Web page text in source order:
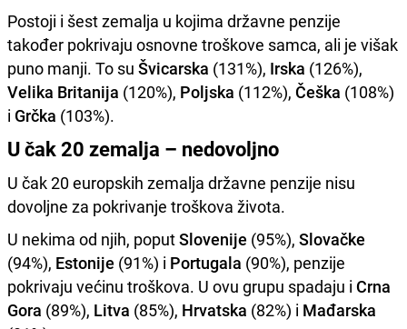
Postoji i šest zemalja u kojima državne penzije
također pokrivaju osnovne troškove samca, ali je višak
puno manji. To su Švicarska (131%), Irska (126%),
Velika Britanija (120%), Poljska (112%), Češka (108%)
i Grčka (103%).
U čak 20 zemalja – nedovoljno
U čak 20 europskih zemalja državne penzije nisu
dovoljne za pokrivanje troškova života.
U nekima od njih, poputSlovenije (95%), Slovačke
(94%), Estonije (91%) i Portugala (90%), penzije
pokrivaju većinu troškova. U ovu grupu spadaju i Crna
Gora (89%), Litva (85%), Hrvatska (82%) i Mađarska